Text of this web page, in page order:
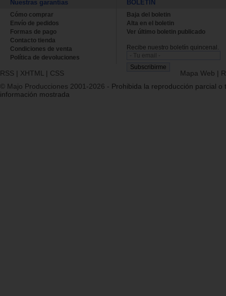
Nuestras garantías
Cómo comprar
Envío de pedidos
Formas de pago
Contacto tienda
Condiciones de venta
Política de devoluciones
BOLETÍN
Baja del boletin
Alta en el boletin
Ver último boletin publicado
Recibe nuestro boletín quincenal.
RSS | XHTML | CSS Mapa Web |
© Majo Producciones 2001-2026 - Prohibida la reproducción parcial o
información mostrada